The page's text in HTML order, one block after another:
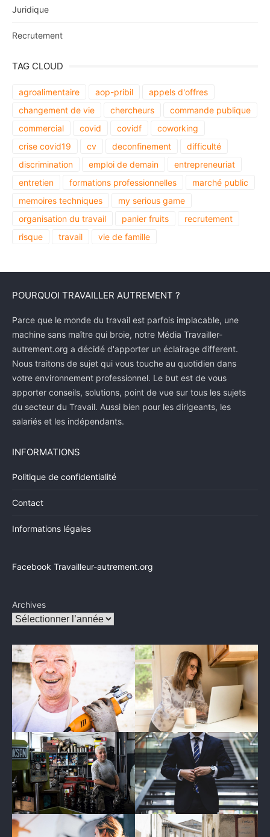
Juridique
Recrutement
TAG CLOUD
agroalimentaire aop-pribil
appels d'offres
changement de vie
chercheurs
commande publique
commercial
covid covidf
coworking
crise covid19
cv deconfinement
difficulté
discrimination
emploi de demain
entrepreneuriat
entretien
formations professionnelles
marché public
memoires techniques
my serious game
organisation du travail
panier fruits
recrutement
risque
travail vie de famille
POURQUOI TRAVAILLER AUTREMENT ?
Parce que le monde du travail est parfois implacable, une
machine sans maître qui broie, notre Média Travailler-
autrement.org a décidé d'apporter un éclairage different.
Nous traitons de sujet qui vous touche au quotidien dans
votre environnement professionnel. Le but est de vous
apporter conseils, solutions, point de vue sur tous les sujets
du secteur du Travail. Aussi bien pour les dirigeants, les
salariés et les indépendants.
INFORMATIONS
Politique de confidentialité
Contact
Informations légales
Facebook Travailleur-autrement.org
Archives